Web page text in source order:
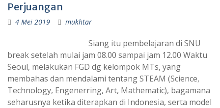
Perjuangan
4 Mei 2019 mukhtar
Siang itu pembelajaran di SNU
break setelah mulai jam 08.00 sampai jam 12.00 Waktu
Seoul, melakukan FGD dg kelompok MTs, yang
membahas dan mendalami tentang STEAM (Science,
Technology, Engenerring, Art, Mathematic), bagamana
seharusnya ketika diterapkan di Indonesia, serta model